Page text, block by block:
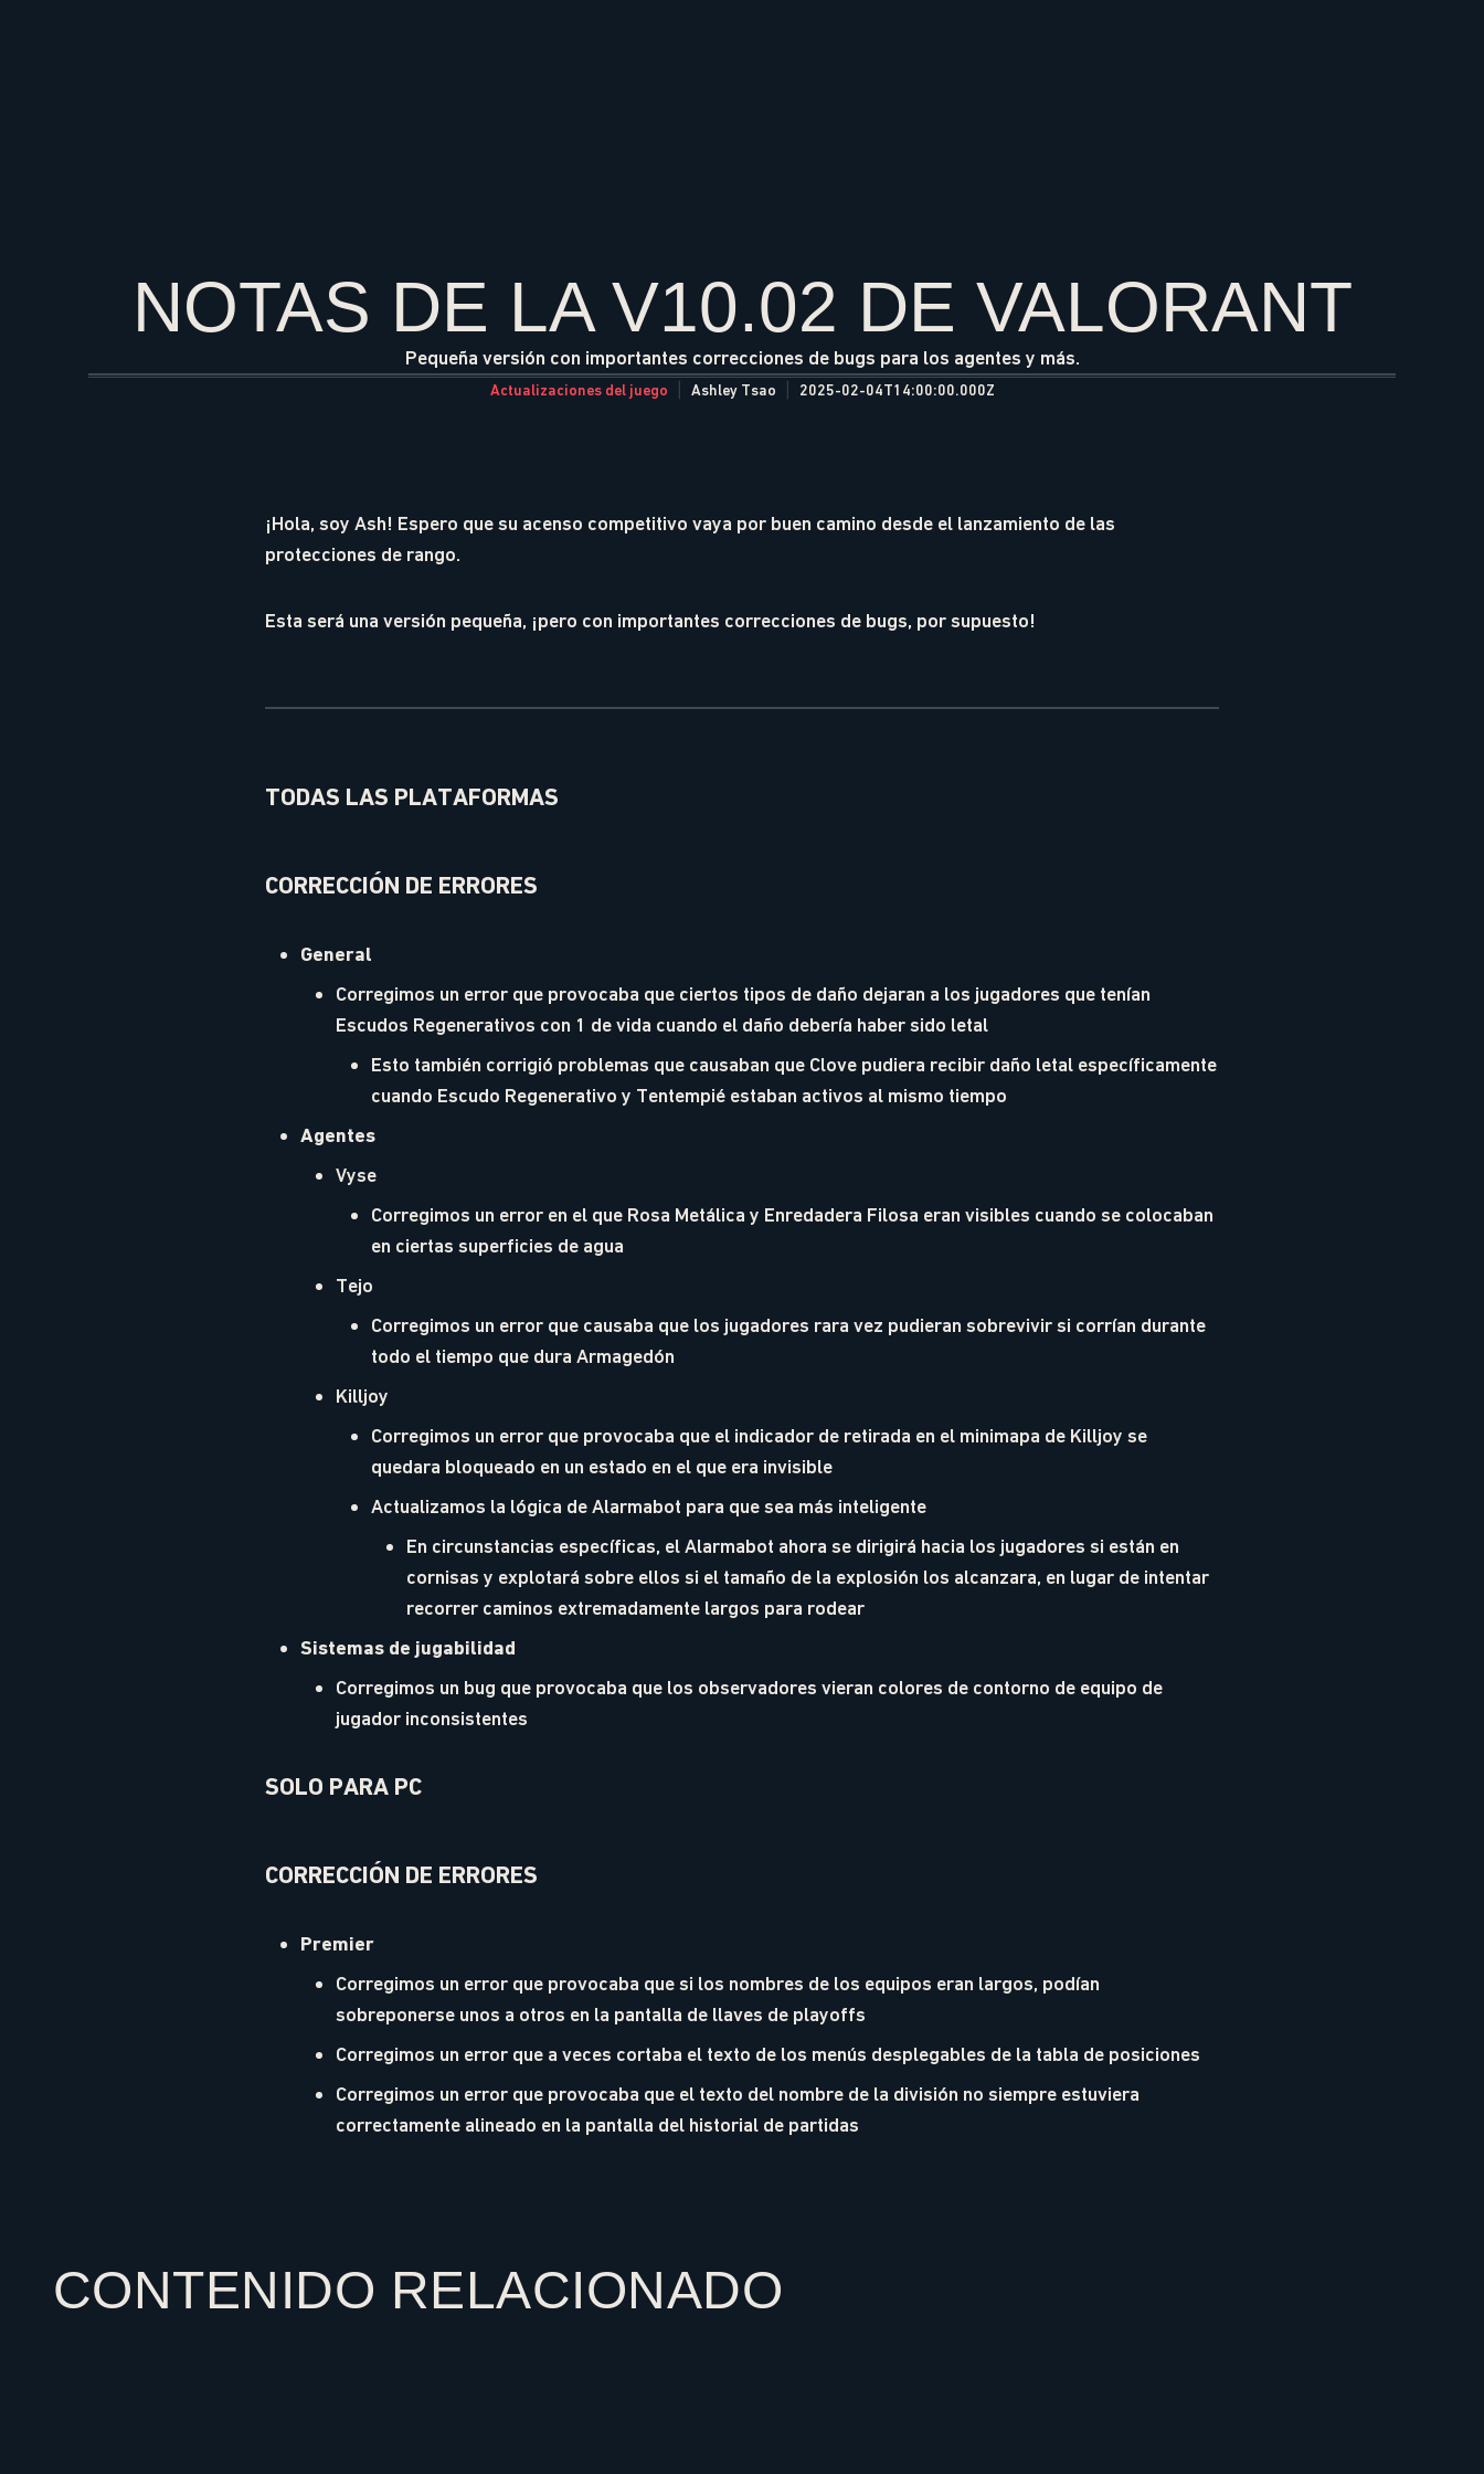
NOTAS DE LA V10.02 DE VALORANT
Pequeña versión con importantes correcciones de bugs para los agentes y más.
Actualizaciones del juego Ashley Tsao 2025-02-04T14:00:00.000Z
¡Hola, soy Ash! Espero que su acenso competitivo vaya por buen camino desde el lanzamiento de las
protecciones de rango.
Esta será una versión pequeña, ¡pero con importantes correcciones de bugs, por supuesto!
TODAS LAS PLATAFORMAS
CORRECCIÓN DE ERRORES
General
Corregimos un error que provocaba que ciertos tipos de daño dejaran a los jugadores que tenían
Escudos Regenerativos con 1 de vida cuando el daño debería haber sido letal
Esto también corrigió problemas que causaban que Clove pudiera recibir daño letal específicamente
cuando Escudo Regenerativo y Tentempié estaban activos al mismo tiempo
Agentes
Vyse
Corregimos un error en el que Rosa Metálica y Enredadera Filosa eran visibles cuando se colocaban
en ciertas superficies de agua
Tejo
Corregimos un error que causaba que los jugadores rara vez pudieran sobrevivir si corrían durante
todo el tiempo que dura Armagedón
Killjoy
Corregimos un error que provocaba que el indicador de retirada en el minimapa de Killjoy se
quedara bloqueado en un estado en el que era invisible
Actualizamos la lógica de Alarmabot para que sea más inteligente
En circunstancias específicas, el Alarmabot ahora se dirigirá hacia los jugadores si están en
cornisas y explotará sobre ellos si el tamaño de la explosión los alcanzara, en lugar de intentar
recorrer caminos extremadamente largos para rodear
Sistemas de jugabilidad
Corregimos un bug que provocaba que los observadores vieran colores de contorno de equipo de
jugador inconsistentes
SOLO PARA PC
CORRECCIÓN DE ERRORES
Premier
Corregimos un error que provocaba que si los nombres de los equipos eran largos, podían
sobreponerse unos a otros en la pantalla de llaves de playoffs
Corregimos un error que a veces cortaba el texto de los menús desplegables de la tabla de posiciones
Corregimos un error que provocaba que el texto del nombre de la división no siempre estuviera
correctamente alineado en la pantalla del historial de partidas
CONTENIDO RELACIONADO